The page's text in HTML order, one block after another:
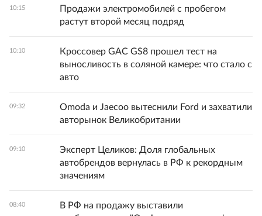
10:15
Продажи электромобилей с пробегом
растут второй месяц подряд
10:10
Кроссовер GAC GS8 прошел тест на
выносливость в соляной камере: что стало с
авто
09:32
Omoda и Jaecoo вытеснили Ford и захватили
авторынок Великобритании
09:10
Эксперт Целиков: Доля глобальных
автобрендов вернулась в РФ к рекордным
значениям
08:40
В РФ на продажу выставили